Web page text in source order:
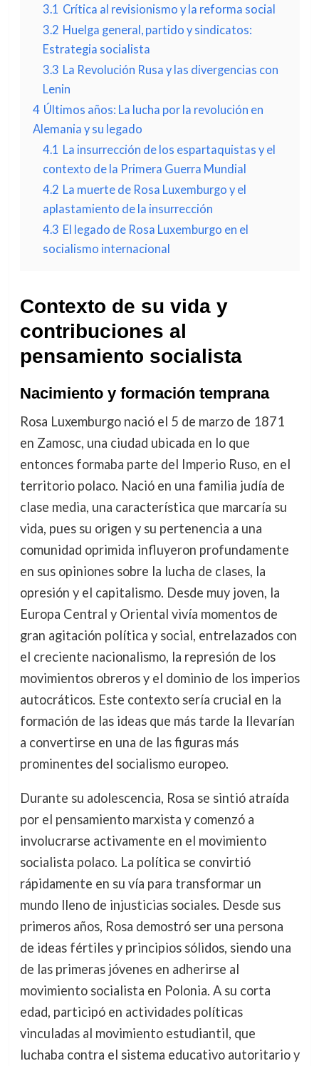
3.1 Crítica al revisionismo y la reforma social
3.2 Huelga general, partido y sindicatos:
Estrategia socialista
3.3 La Revolución Rusa y las divergencias con
Lenin
4 Últimos años: La lucha por la revolución en
Alemania y su legado
4.1 La insurrección de los espartaquistas y el
contexto de la Primera Guerra Mundial
4.2 La muerte de Rosa Luxemburgo y el
aplastamiento de la insurrección
4.3 El legado de Rosa Luxemburgo en el
socialismo internacional
Contexto de su vida y
contribuciones al
pensamiento socialista
Nacimiento y formación temprana
Rosa Luxemburgo nació el 5 de marzo de 1871
en Zamosc, una ciudad ubicada en lo que
entonces formaba parte del Imperio Ruso, en el
territorio polaco. Nació en una familia judía de
clase media, una característica que marcaría su
vida, pues su origen y su pertenencia a una
comunidad oprimida influyeron profundamente
en sus opiniones sobre la lucha de clases, la
opresión y el capitalismo. Desde muy joven, la
Europa Central y Oriental vivía momentos de
gran agitación política y social, entrelazados con
el creciente nacionalismo, la represión de los
movimientos obreros y el dominio de los imperios
autocráticos. Este contexto sería crucial en la
formación de las ideas que más tarde la llevarían
a convertirse en una de las figuras más
prominentes del socialismo europeo.
Durante su adolescencia, Rosa se sintió atraída
por el pensamiento marxista y comenzó a
involucrarse activamente en el movimiento
socialista polaco. La política se convirtió
rápidamente en su vía para transformar un
mundo lleno de injusticias sociales. Desde sus
primeros años, Rosa demostró ser una persona
de ideas fértiles y principios sólidos, siendo una
de las primeras jóvenes en adherirse al
movimiento socialista en Polonia. A su corta
edad, participó en actividades políticas
vinculadas al movimiento estudiantil, que
luchaba contra el sistema educativo autoritario y